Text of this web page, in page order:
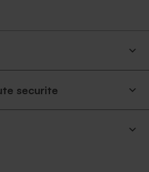
securite